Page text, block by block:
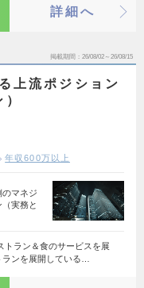
詳細へ
掲載期間 26/08/02～26/08/15
上流ポジション
年収600万以上
のマネジ
実務と
トラン＆食のサービスを展
ンを展開している…